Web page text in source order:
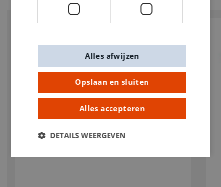
Opslaan en sluiten
Alles accepteren
Alles afwijzen
DETAILS WEERGEVEN